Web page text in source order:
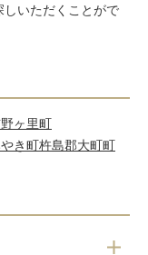
いただくことがで
ヶ里町
き町杵島郡大町町